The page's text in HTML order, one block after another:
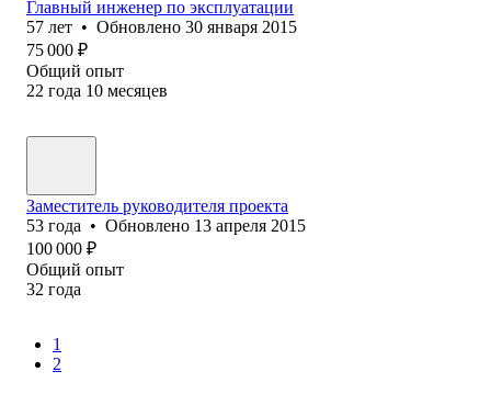
Главный инженер по эксплуатации
57 лет • Обновлено 30 января 2015
75 000 ₽
Общий опыт
22 года 10 месяцев
Заместитель руководителя проекта
53 года • Обновлено 13 апреля 2015
100 000 ₽
Общий опыт
32 года
1
2